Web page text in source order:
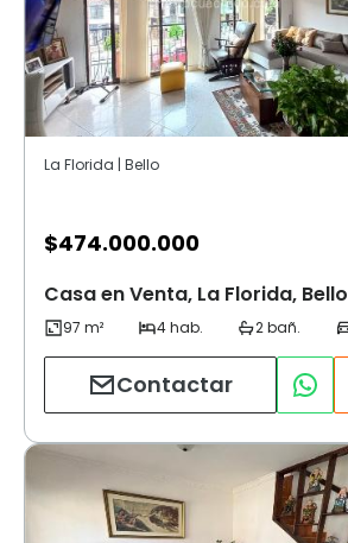
La Florida | Bello
$474.000.000
Casa en Venta, La Florida, Bello
Contactar